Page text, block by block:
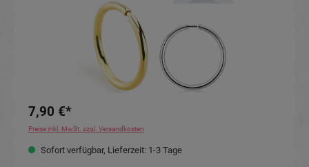
7,90 €*
Preise inkl. MwSt. zzgl. Versandkosten
Sofort verfügbar, Lieferzeit: 1-3 Tage